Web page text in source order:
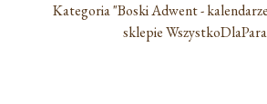
Kategoria "Boski Adwent -
sklepie